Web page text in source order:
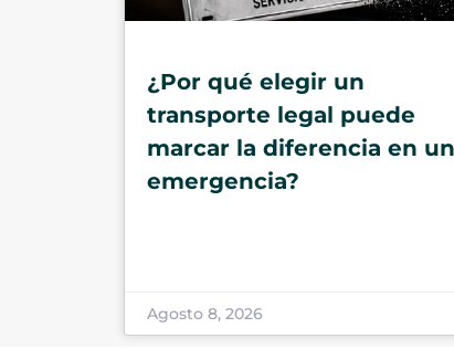
¿Por qué elegir un
transporte legal puede
marcar la diferencia en
emergencia?
Agosto 8, 2026